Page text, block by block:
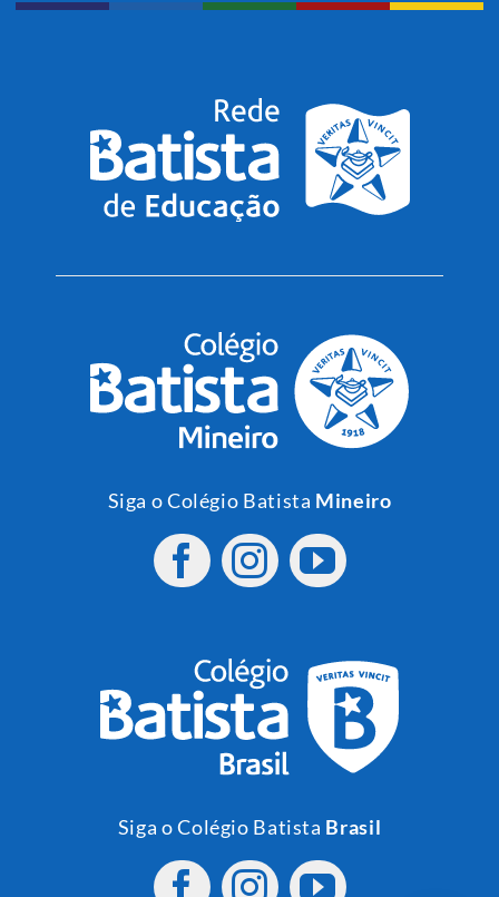
Siga o Colégio Batista Mineiro
Siga o Colégio Batista Brasil